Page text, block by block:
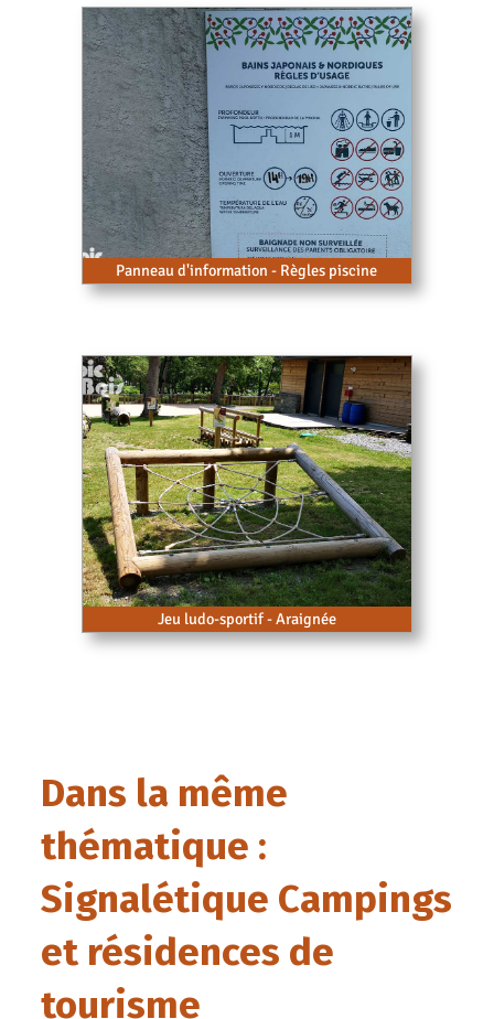
Panneau d'information - Règles piscine
Jeu ludo-sportif - Araignée
Dans la même
thématique :
Signalétique Campings
et résidences de
tourisme